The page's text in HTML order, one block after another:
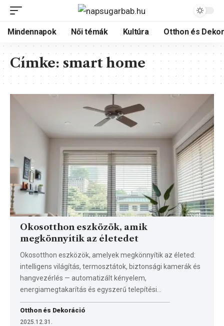
Mindennapok Női témák Kultúra Otthon és
Címke: smart home
Okosotthon eszközök, amik
megkönnyítik az életedet
Okosotthon eszközök, amelyek megkönnyítik az életed:
intelligens világítás, termosztátok, biztonsági kamerák és
hangvezérlés — automatizált kényelem,
energiamegtakarítás és egyszerű telepítési…
Otthon és Dekoráció
2025.12.31.